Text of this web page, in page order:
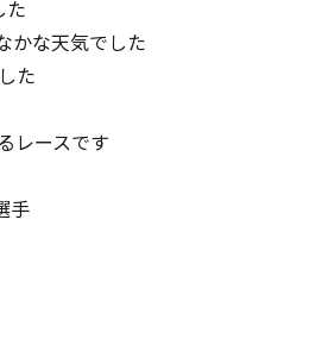
た
かな天気でした
た
レースです
手